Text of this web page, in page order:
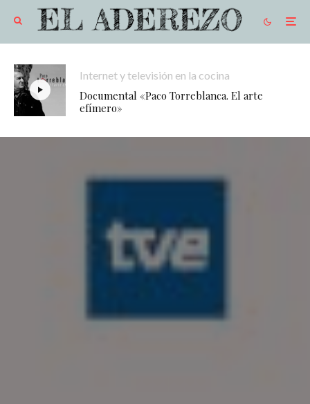
Internet y televisión en la cocina
Documental «Paco Torreblanca. El arte
efímero»